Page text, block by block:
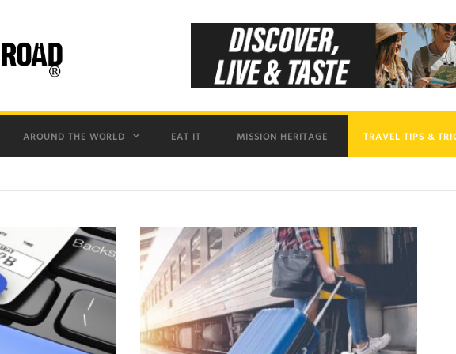
AROUND THE WORLD EAT IT MISSION HERITAGE TRAVEL TIPS &